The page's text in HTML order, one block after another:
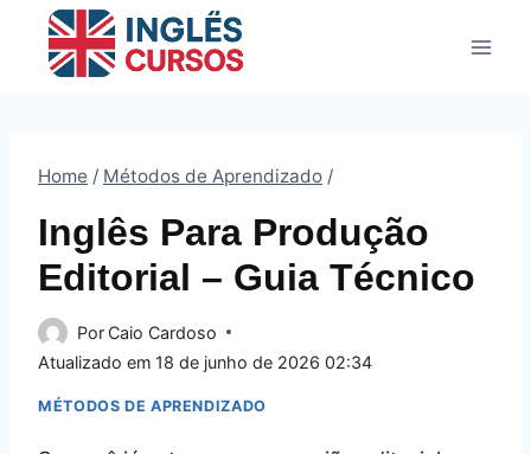
Home / Métodos de Aprendizado /
Inglês Para Produção
Editorial – Guia Técnico
PorCaio Cardoso
Atualizado em 18 de junho de 2026 02:34
MÉTODOS DE APRENDIZADO